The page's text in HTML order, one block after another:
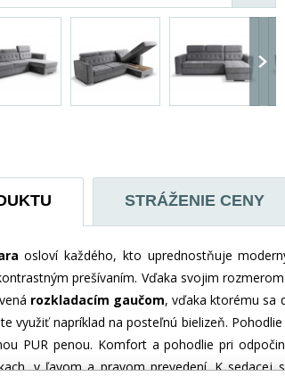
STRÁŽENIE CENY
osloví každého, kto uprednostňuje
prešívaním. Vďaka svojim
rozkladacím gaučom, vďaka ktorému sa
využiť napríklad na posteľnú bielizeň.
PUR penou. Komfort a pohodlie pri
v ľavom a pravom prevedení. K